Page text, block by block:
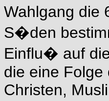
Wahlgang die
S�den
Einflu� auf
die eine Folge
Christen,